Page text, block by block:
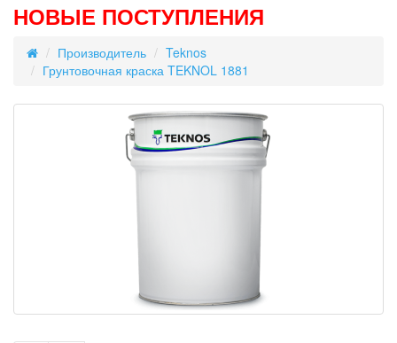
НОВЫЕ ПОСТУПЛЕНИЯ
Производитель
Teknos
Грунтовочная краска TEKNOL 1881